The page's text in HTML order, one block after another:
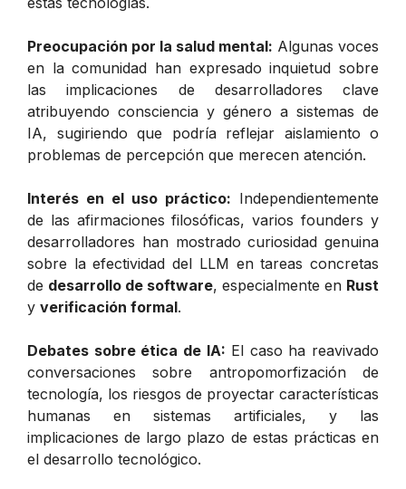
Preocupación por la salud mental: Algunas voces
en la comunidad han expresado inquietud sobre
las implicaciones de desarrolladores clave
atribuyendo consciencia y género a sistemas de
IA, sugiriendo que podría reflejar aislamiento o
problemas de percepción que merecen atención.
Interés en el uso práctico: Independientemente
de las afirmaciones filosóficas, varios founders y
desarrolladores han mostrado curiosidad genuina
sobre la efectividad del LLM en tareas concretas
de desarrollo de software, especialmente en Rust
y verificación formal.
Debates sobre ética de IA: El caso ha reavivado
conversaciones sobre antropomorfización de
tecnología, los riesgos de proyectar características
humanas en sistemas artificiales, y las
implicaciones de largo plazo de estas prácticas en
el desarrollo tecnológico.